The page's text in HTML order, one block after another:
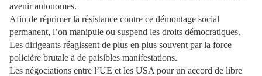
avenir autonomes.
Afin de réprimer la résistance contre ce démontage social
permanent, l’on manipule ou suspend les droits démocratiques.
Les dirigeants réagissent de plus en plus souvent par la force
policière brutale à de paisibles manifestations.
Les négociations entre l’UE et les USA pour un accord de libre